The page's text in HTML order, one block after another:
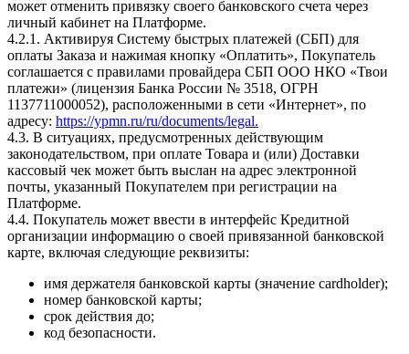
может отменить привязку своего банковского счета через
личный кабинет на Платформе.
4.2.1. Активируя Систему быстрых платежей (СБП) для
оплаты Заказа и нажимая кнопку «Оплатить», Покупатель
соглашается с правилами провайдера СБП ООО НКО «Твои
платежи» (лицензия Банка России № 3518, ОГРН
1137711000052), расположенными в сети «Интернет», по
адресу: https://ypmn.ru/ru/documents/legal.
4.3. В ситуациях, предусмотренных действующим
законодательством, при оплате Товара и (или) Доставки
кассовый чек может быть выслан на адрес электронной
почты, указанный Покупателем при регистрации на
Платформе.
4.4. Покупатель может ввести в интерфейс Кредитной
организации информацию о своей привязанной банковской
карте, включая следующие реквизиты:
имя держателя банковской карты (значение cardholder);
номер банковской карты;
срок действия до;
код безопасности.